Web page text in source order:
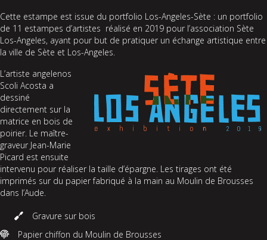
Varda
was
here
Cette estampe est issue du portfolio Los-Angeles-Sète : un portfolio
de 11 estampes d’artistes réalisé en 2019 pour l’association Sète
Los-Angeles, ayant pour but de pratiquer un échange artistique entre
la ville de Sète et Los-Angeles.
L’artiste angelenos
Scoli Acosta a
dessiné
directement sur la
matrice en bois de
poirier. Le maître-
graveur Jean-Marie
Picard est ensuite
intervenu pour réaliser la taille d’épargne. Les tirages ont été
imprimés sur du papier fabriqué à la main au Moulin de Brousses
dans l’Aude.
Gravure sur bois
Papier chiffon du Moulin de Brousses